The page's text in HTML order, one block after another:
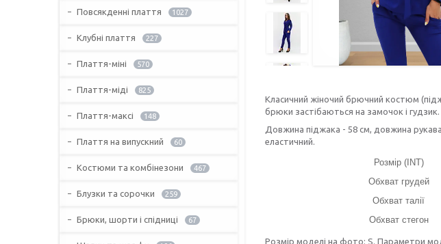
Класичний жіночий брючний костюм
брюки застібаються на замочок і гудзик.
Довжина піджака - 58 см, довжина
еластичний.
Розмір (INT)
Обхват грудей
Обхват талії
Обхват стегон
Розмір моделі на фото: S. Параметри
Повсякденні плаття 1027
Клубні плаття 227
Плаття-міні 570
Плаття-міді 825
Плаття-максі 148
Плаття на випускний 60
Костюми та комбінезони 467
Блузки та сорочки 259
Брюки, шорти і спідниці 67